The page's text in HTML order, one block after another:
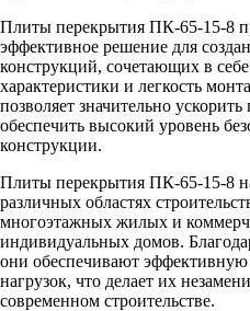
Плиты перекрытия ПК-65-15-8
эффективное решение для
конструкций, сочетающих в
характеристики и легкость
позволяет значительно ускорить
обеспечить высокий уровень
конструкции.
Плиты перекрытия ПК-65-15-8
различных областях
многоэтажных жилых и
индивидуальных домов.
они обеспечивают
нагрузок, что делает их
современном строительстве.